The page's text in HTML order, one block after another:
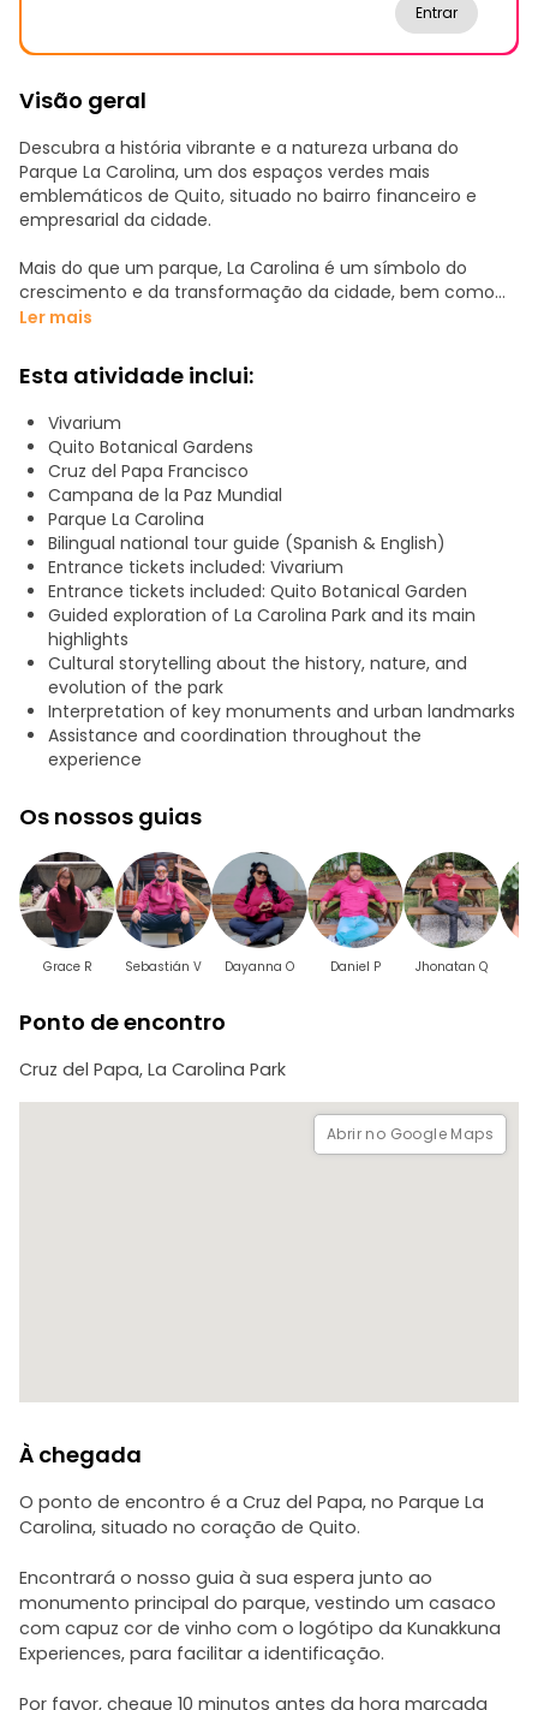
Entrar
Visão geral
Descubra a história vibrante e a natureza urbana do
Parque La Carolina, um dos espaços verdes mais
emblemáticos de Quito, situado no bairro financeiro e
empresarial da cidade.
Mais do que um parque, La Carolina é um símbolo do
crescimento e da transformação da cidade, bem como
um ponto de encontro preferido tanto para os habitantes
Percorra os seus trilhos e recantos escondidos enquanto o
seu guia partilha histórias fascinantes sobre a sua
evolução, monumentos e significado cultural. Conheça
figuras influentes como Doña María Augusta Urrutia, cujo
legado está profundamente ligado à história da cidade.
A experiência inclui visitas a atrações nas proximidades,
como o Vivarium, o Jardim Botânico e áreas panorâmicas
do parque onde a natureza, a cultura e a vida urbana se
fundem.
Perfeito para famílias, casais e viajantes interessados em
cultura, este passeio oferece uma forma revigorante de
conhecer Quito numa perspetiva local e histórica,
enquanto desfruta de um dos seus parques urbanos mais
importantes.
Ler mais
Esta atividade inclui:
Vivarium
Quito Botanical Gardens
Cruz del Papa Francisco
Campana de la Paz Mundial
Parque La Carolina
Bilingual national tour guide (Spanish & English)
Entrance tickets included: Vivarium
Entrance tickets included: Quito Botanical Garden
Guided exploration of La Carolina Park and its main
highlights
Cultural storytelling about the history, nature, and
evolution of the park
Interpretation of key monuments and urban landmarks
Assistance and coordination throughout the
experience
Os nossos guias
Grace R Sebastián V Dayanna O Daniel P Jhonatan Q
Ponto de encontro
Cruz del Papa, La Carolina Park
Abrir no Google Maps
À chegada
O ponto de encontro é a Cruz del Papa, no Parque La
Carolina, situado no coração de Quito.
Encontrará o nosso guia à sua espera junto ao
monumento principal do parque, vestindo um casaco
com capuz cor de vinho com o logótipo da Kunakkuna
Experiences, para facilitar a identificação.
Por favor, chegue 10 minutos antes da hora marcada